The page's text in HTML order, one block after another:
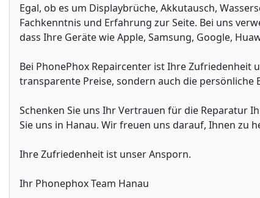
Egal, ob es um Displaybrüche, Akkutausch,
Fachkenntnis und Erfahrung zur Seite. Bei uns
dass Ihre Geräte wie Apple, Samsung, Google,
Bei PhonePhox Repaircenter ist Ihre Zufriedenheit
transparente Preise, sondern auch die persönliche
Schenken Sie uns Ihr Vertrauen für die Reparatur
Sie uns in Hanau. Wir freuen uns darauf, Ihnen zu
Ihre Zufriedenheit ist unser Ansporn.
Ihr Phonephox Team Hanau